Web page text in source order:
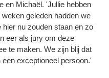
en Michaël. 'Jullie hebben
geleden hadden we
hier nu zouden staan en zo
eer als jury om deze
te maken. We zijn blij dat
exceptioneel persoon.'